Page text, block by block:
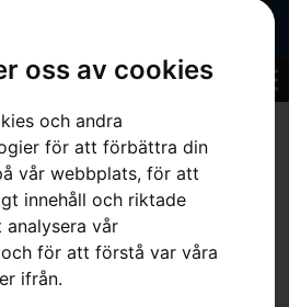
oss av cookies
och andra
för att förbättra din
vår webbplats, för att
innehåll och riktade
analysera vår
för att förstå var våra
ifrån.
525HE4